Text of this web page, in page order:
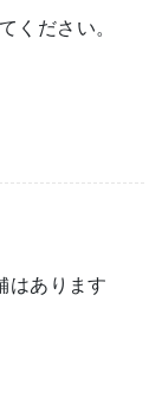
ください。
はあります